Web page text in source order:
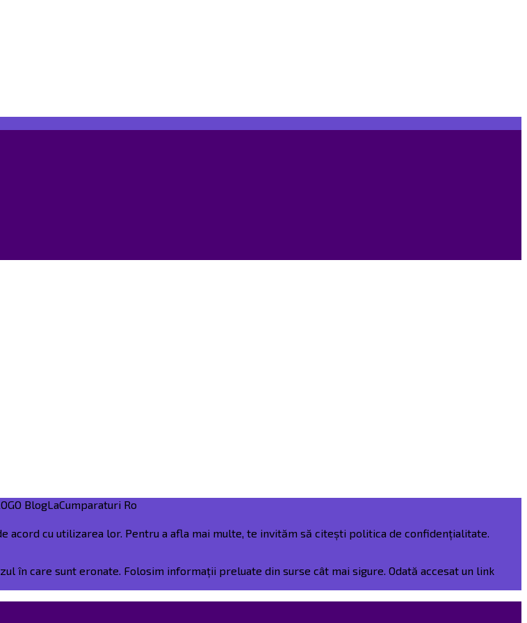
acord cu utilizarea lor. Pentru a afla mai multe, te invităm să citești politica de confidențialitate.
în care sunt eronate. Folosim informații preluate din surse cât mai sigure. Odată accesat un link